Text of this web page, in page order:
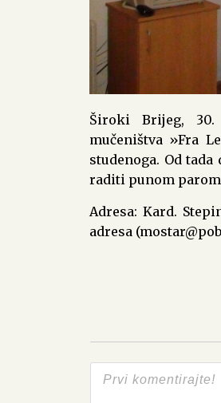
Široki Brijeg, 30.
mučeništva »Fra
studenoga. Od
raditi punom
Adresa: Kard.
adresa